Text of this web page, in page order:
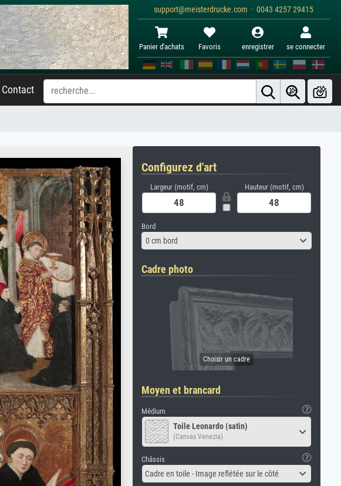
support@meisterdrucke.com · 0043 4257 29415
Panier d'achats Favoris enregistrer se connecter
Contact
Configurez d'art
Largeur (motif, cm) Hauteur (motif, cm)
Bord
0 cm bord
Cadre photo
Moyen et brancard
Médium
Toile Leonardo (satin)
(Canvas Venezia)
Châssis
Cadre en toile - Image reflétée sur le côté